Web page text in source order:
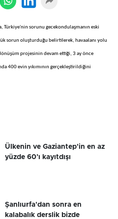
Türkiye'nin sorunu gecekondulaşmanın eski
sorun oluşturduğu belirtilerek, havaalanı yolu
projesinin devam ettiği, 3 ay önce
400 evin yıkımının gerçekleştirildiğini
Ülkenin ve Gaziantep'in en az
yüzde 60’ı kayıtdışı
Şanlıurfa'dan sonra en
kalabalık derslik bizde